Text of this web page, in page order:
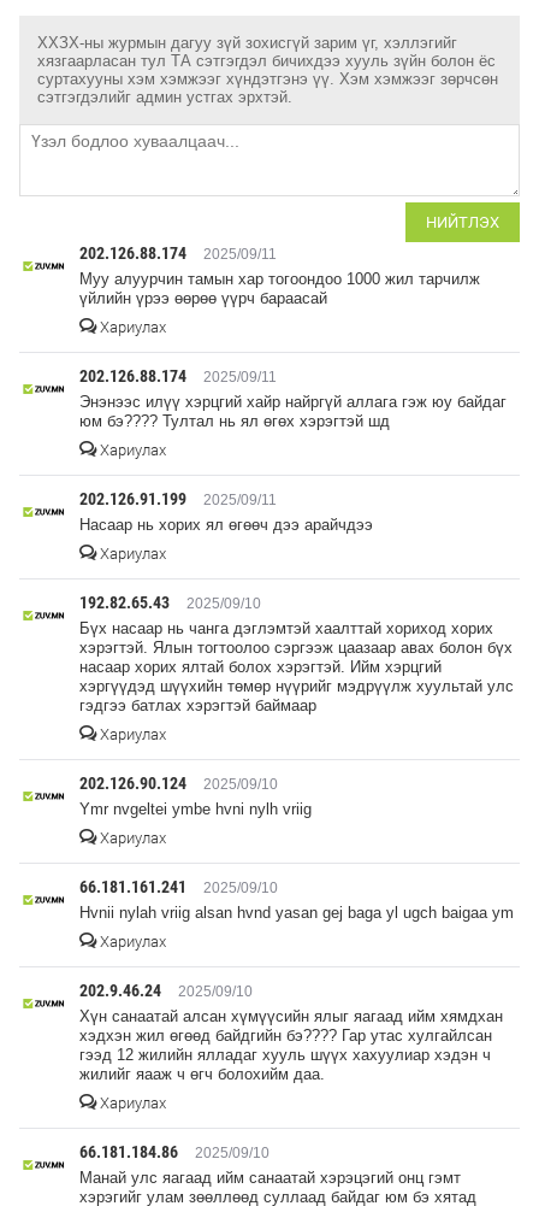
ХХЗХ-ны журмын дагуу зүй зохисгүй зарим үг, хэллэгийг
хязгаарласан тул ТА сэтгэгдэл бичихдээ хууль зүйн болон ёс
суртахууны хэм хэмжээг хүндэтгэнэ үү. Хэм хэмжээг зөрчсөн
сэтгэгдэлийг админ устгах эрхтэй.
НИЙТЛЭХ
202.126.88.174 2025/09/11
Муу алуурчин тамын хар тогоондоо 1000 жил тарчилж
үйлийн үрээ өөрөө үүрч бараасай
Хариулах
202.126.88.174 2025/09/11
Энэнээс илүү хэрцгий хайр найргүй аллага гэж юу байдаг
юм бэ???? Тултал нь ял өгөх хэрэгтэй шд
Хариулах
202.126.91.199 2025/09/11
Насаар нь хорих ял өгөөч дээ арайчдээ
Хариулах
192.82.65.43 2025/09/10
Бүх насаар нь чанга дэглэмтэй хаалттай хориход хорих
хэрэгтэй. Ялын тогтоолоо сэргээж цаазаар авах болон бүх
насаар хорих ялтай болох хэрэгтэй. Ийм хэрцгий
хэргүүдэд шүүхийн төмөр нүүрийг мэдрүүлж хуультай улс
гэдгээ батлах хэрэгтэй баймаар
Хариулах
202.126.90.124 2025/09/10
Ymr nvgeltei ymbe hvni nylh vriig
Хариулах
66.181.161.241 2025/09/10
Hvnii nylah vriig alsan hvnd yasan gej baga yl ugch baigaa ym
Хариулах
202.9.46.24 2025/09/10
Хүн санаатай алсан хүмүүсийн ялыг яагаад ийм хямдхан
хэдхэн жил өгөөд байдгийн бэ???? Гар утас хулгайлсан
гээд 12 жилийн ялладаг хууль шүүх хахуулиар хэдэн ч
жилийг яааж ч өгч болохийм даа.
Хариулах
66.181.184.86 2025/09/10
Манай улс яагаад ийм санаатай хэрэцэгий онц гэмт
хэрэгийг улам зөөллөөд суллаад байдаг юм бэ хятад